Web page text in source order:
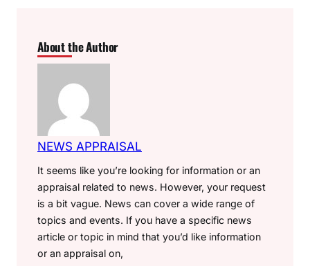
About the Author
NEWS APPRAISAL
It seems like you’re looking for information or an
appraisal related to news. However, your request
is a bit vague. News can cover a wide range of
topics and events. If you have a specific news
article or topic in mind that you’d like information
or an appraisal on,